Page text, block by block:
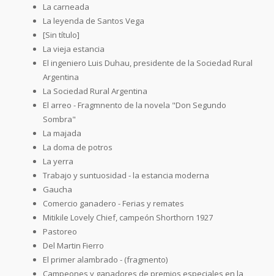
La carneada
La leyenda de Santos Vega
[Sin título]
La vieja estancia
El ingeniero Luis Duhau, presidente de la Sociedad Rural
Argentina
La Sociedad Rural Argentina
El arreo - Fragmnento de la novela "Don Segundo
Sombra"
La majada
La doma de potros
La yerra
Trabajo y suntuosidad - la estancia moderna
Gaucha
Comercio ganadero - Ferias y remates
Mitikile Lovely Chief, campeón Shorthorn 1927
Pastoreo
Del Martin Fierro
El primer alambrado - (fragmento)
Campeones y ganadores de premios especiales en la